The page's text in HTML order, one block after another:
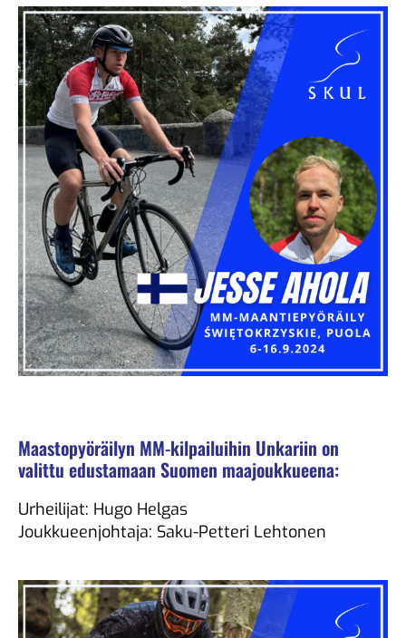
Maastopyöräilyn MM-kilpailuihin Unkariin on
valittu edustamaan Suomen maajoukkueena:
Urheilijat: Hugo Helgas
Joukkueenjohtaja: Saku-Petteri Lehtonen